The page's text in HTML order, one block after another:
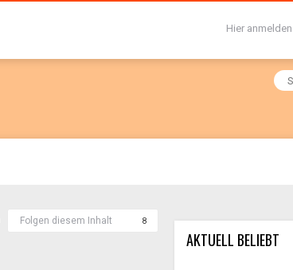
Hier anmelden
Folgen diesem Inhalt 8
AKTUELL BELIEBT